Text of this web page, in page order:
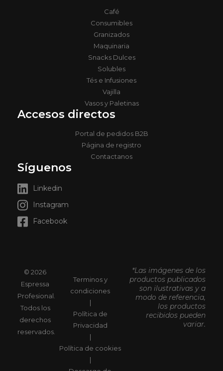
Café
Consumibles
Granizados
Maquinaria
Snacks Dulces
Solubles
Tés e Infusiones
Vajilla
Vasos y Paletinas
Accesos directos
Portal de pedidos B2B
Página de registro
Contactanos
Síguenos
Linkedin
Instagram
Facebook
© 2026
Espressa
Profesional.
Todos los
derechos
reservados.
Terminos y
condiciones
|
Política de
Privacidad
|
Política de cookies
|
*Las imágenes de los
productos publicados
son ilustrativas y a
modo de referencia,
los productos
recibidos pueden
variar.